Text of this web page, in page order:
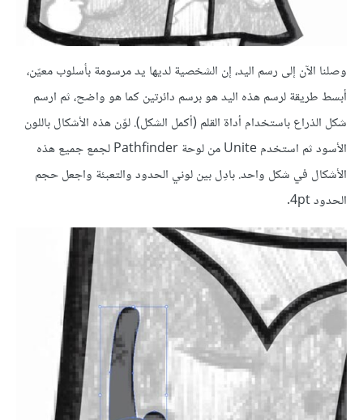
وصلنا الآن إلى رسم اليد، إن الشخصية لديها يد مرسومة بأسلوب معيّن،
أبسط طريقة لرسم هذه اليد هو برسم دائرتين كما هو واضح، ثم ارسم
شكل الذراع باستخدام أداة القلم (أكمل الشكل). لوّن هذه الأشكال باللون
الأسود ثم استخدم Unite من لوحة Pathfinder لجمع جميع هذه
الأشكال في شكل واحد. بادِل بين لوني الحدود والتعبئة واجعل حجم
الحدود 4pt.